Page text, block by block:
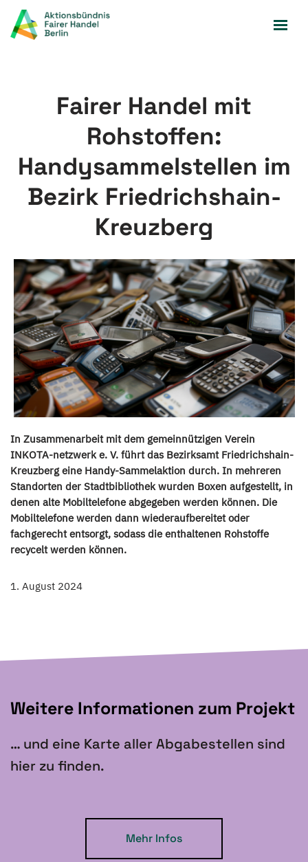
Zum
Fairer Handel mit
Rohstoffen:
Handysammelstellen im
Bezirk Friedrichshain-
Kreuzberg
In Zusammenarbeit mit dem gemeinnützigen Verein
INKOTA-netzwerk e. V. führt das Bezirksamt Friedrichshain-
Kreuzberg eine Handy-Sammelaktion durch. In mehreren
Standorten der Stadtbibliothek wurden Boxen aufgestellt, in
denen alte Mobiltelefone abgegeben werden können. Die
Mobiltelefone werden dann wiederaufbereitet oder
fachgerecht entsorgt, sodass die enthaltenen Rohstoffe
recycelt werden können.
1. August 2024
Weitere Informationen zum Projekt
… und eine Karte aller Abgabestellen sind
hier zu finden.
Mehr Infos